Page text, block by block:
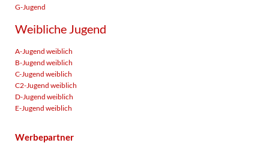
G-Jugend
Weibliche Jugend
A-Jugend weiblich
B-Jugend weiblich
C-Jugend weiblich
C2-Jugend weiblich
D-Jugend weiblich
E-Jugend weiblich
Werbepartner